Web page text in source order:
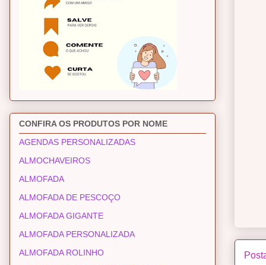
CONFIRA OS PRODUTOS POR NOME
AGENDAS PERSONALIZADAS
ALMOCHAVEIROS
ALMOFADA
ALMOFADA DE PESCOÇO
ALMOFADA GIGANTE
ALMOFADA PERSONALIZADA
ALMOFADA ROLINHO